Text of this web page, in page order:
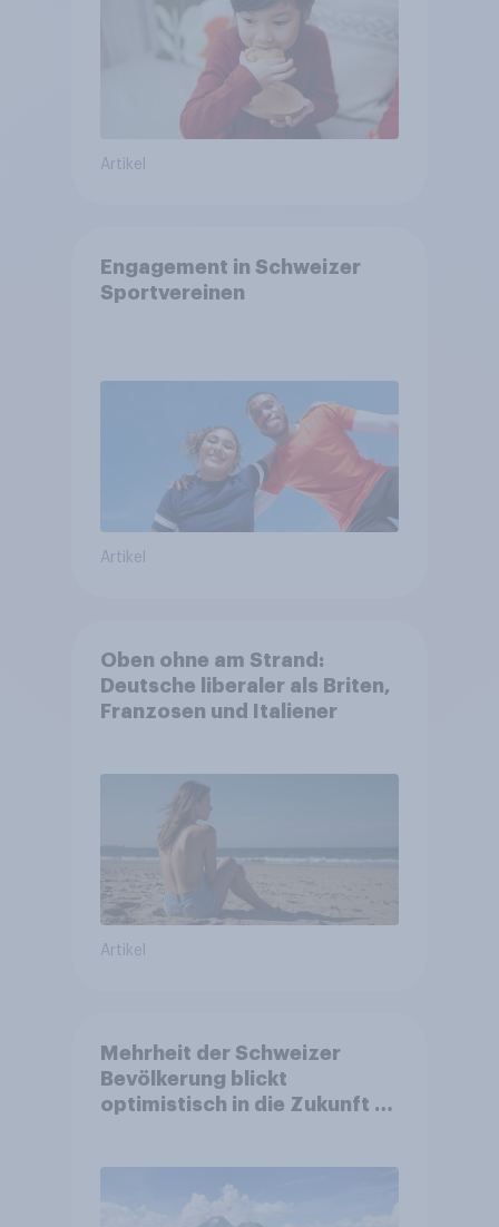
Artikel
Engagement in Schweizer
Sportvereinen
Artikel
Oben ohne am Strand:
Deutsche liberaler als Briten,
Franzosen und Italiener
Artikel
Mehrheit der Schweizer
Bevölkerung blickt
optimistisch in die Zukunft –
Altersvorsorge